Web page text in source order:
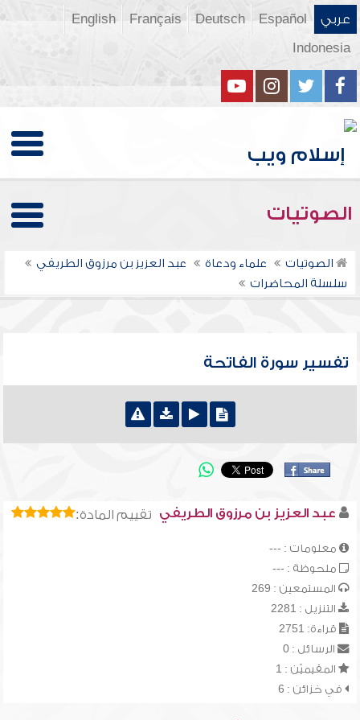
عربي Español
Deutsch
Français
English
Indonesia
الصوتيات
الصوتيات علماء ودعاة
عبد العزيز بن مرزوق الطريفي
سلسلة المحاضرات
تفسير سورة الفاتحة
تقييم المادة: عبد العزيز بن مرزوق الطريفي
معلومات : ---
ملحوظة : ---
المستمعين : 269
التنزيل : 2281
قراءة: 2751
الرسائل : 0
المقيميّن : 1
في خزائن : 6